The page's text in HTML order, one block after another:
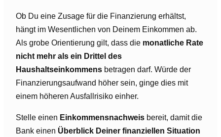
Ob Du eine Zusage für die Finanzierung erhältst,
hängt im Wesentlichen von Deinem Einkommen ab.
Als grobe Orientierung gilt, dass die monatliche Rate
nicht mehr als ein Drittel des
Haushaltseinkommens betragen darf. Würde der
Finanzierungsaufwand höher sein, ginge dies mit
einem höheren Ausfallrisiko einher.
Stelle einen Einkommensnachweis bereit, damit die
Bank einen Überblick Deiner finanziellen Situation